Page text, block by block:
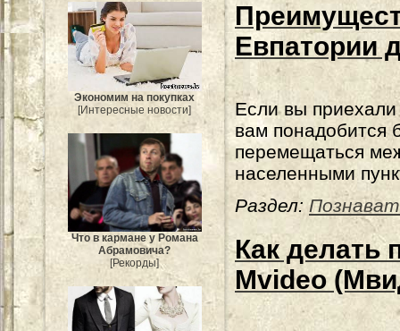
Экономим на покупках
[Интересные новости]
Что в кармане у Романа
Абрамовича?
[Рекорды]
Евпатории
Если вы
вам понадобится
перемещаться
населенными
Раздел:
Как делать
Mvideo